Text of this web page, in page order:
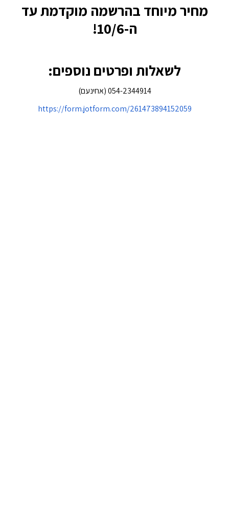
מחיר מיוחד בהרשמה מוקדמת עד
ה-10/6!
לשאלות ופרטים נוספים:
054-2344914 (אחינעם)
https://form.jotform.com/261473894152059